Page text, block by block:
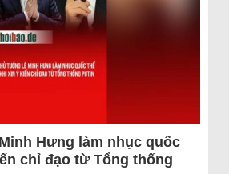
Hưng làm nhục quốc
chỉ đạo từ Tổng thống